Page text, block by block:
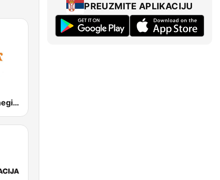
Folk Radio Kneginec
PREUZMITE APLIKACIJU